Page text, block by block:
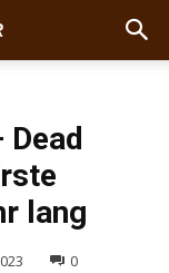
lang
0